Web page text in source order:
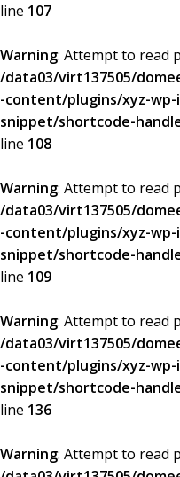
line 107
Warning: Attempt to read
/data03/virt137505/
-content/plugins/xyz-
snippet/shortcode-
line 108
Warning: Attempt to read
/data03/virt137505/
-content/plugins/xyz-
snippet/shortcode-
line 109
Warning: Attempt to read
/data03/virt137505/
-content/plugins/xyz-
snippet/shortcode-
line 136
Warning: Attempt to read